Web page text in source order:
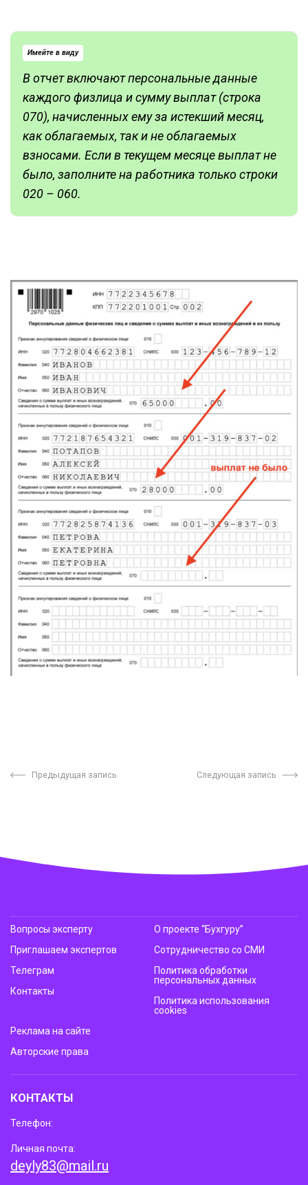
Имейте в виду
В отчет включают персональные данные
каждого физлица и сумму выплат (строка
070), начисленных ему за истекший месяц,
как облагаемых, так и не облагаемых
взносами. Если в текущем месяце выплат не
было, заполните на работника только строки
020 – 060.
Предыдущая запись Следующая запись
Вопросы эксперту
Приглашаем экспертов
Телеграм
Контакты
О проекте “Бухгуру”
Сотрудничество со СМИ
Политика обработки
персональных данных
Политика использования
cookies
Реклама на сайте
Авторские права
КОНТАКТЫ
Телефон:
Личная почта:
deyly83@mail.ru